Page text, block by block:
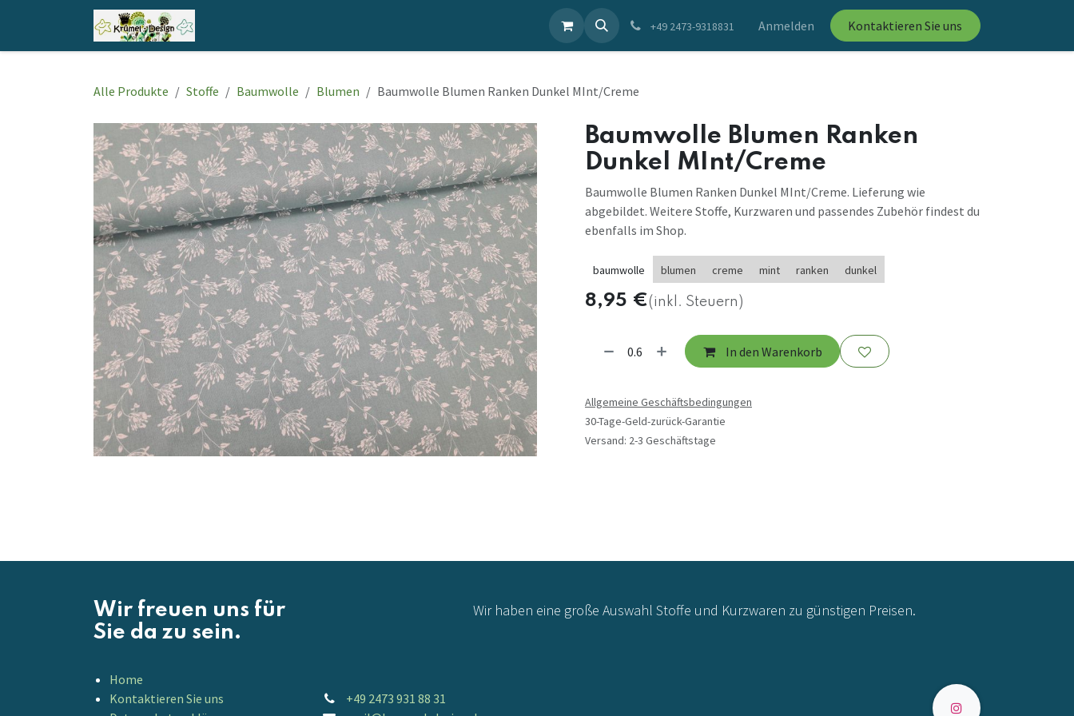
Zum Inhalt springen
+49 2473-9318831 Anmelden Kontaktieren Sie uns
Alle Produkte Stoffe Baumwolle Blumen Baumwolle Blumen Ranken Dunkel MInt/Creme
Baumwolle Blumen Ranken
Dunkel MInt/Creme
Baumwolle Blumen Ranken Dunkel MInt/Creme. Lieferung wie
abgebildet. Weitere Stoffe, Kurzwaren und passendes Zubehör findest du
ebenfalls im Shop.
baumwolle blumen creme mint ranken dunkel
8,95 €(inkl. Steuern)
In den Warenkorb
Allgemeine Geschäftsbedingungen
30-Tage-Geld-zurück-Garantie
Versand: 2-3 Geschäftstage
Wir freuen uns für
Sie da zu sein.
Wir haben eine große Auswahl Stoffe und Kurzwaren zu günstigen Preisen.
Home
Kontaktieren Sie uns
+49 2473 931 88 31